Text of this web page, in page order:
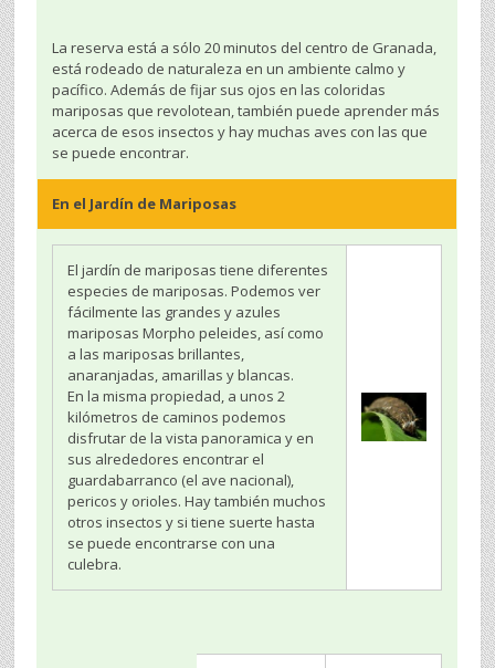
La reserva está a sólo 20 minutos del centro de Granada,
está rodeado de naturaleza en un ambiente calmo y
pacífico. Además de fijar sus ojos en las coloridas
mariposas que revolotean, también puede aprender más
acerca de esos insectos y hay muchas aves con las que
se puede encontrar.
En el Jardín de Mariposas
El jardín de mariposas tiene diferentes
especies de mariposas. Podemos ver
fácilmente las grandes y azules
mariposas Morpho peleides, así como
a las mariposas brillantes,
anaranjadas, amarillas y blancas.
En la misma propiedad, a unos 2
kilómetros de caminos podemos
disfrutar de la vista panoramica y en
sus alrededores encontrar el
guardabarranco (el ave nacional),
pericos y orioles. Hay también muchos
otros insectos y si tiene suerte hasta
se puede encontrarse con una
culebra.